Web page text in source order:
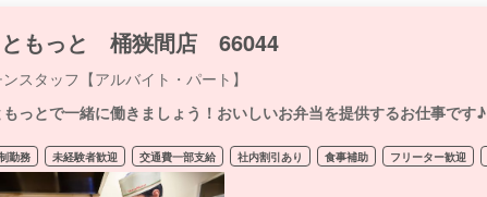
もっと 桶狭間店 66044
スタッフ【アルバイト・パート】
っとで一緒に働きましょう！おいしいお弁当を提供するお仕事です♪
勤務 未経験者歓迎 交通費一部支給 社内割引あり 食事補助 フリーター歓迎